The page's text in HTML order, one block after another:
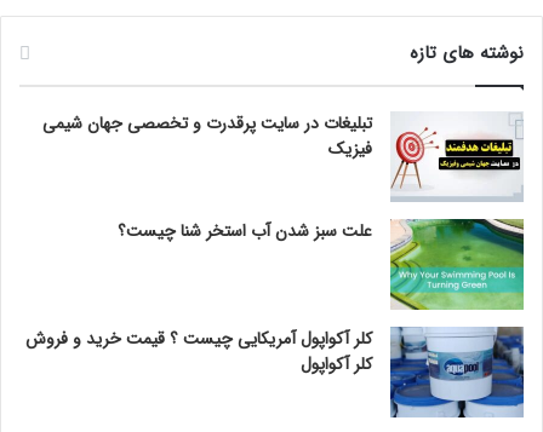
نوشته های تازه
تبلیغات در سایت پرقدرت و تخصصی جهان شیمی
فیزیک
علت سبز شدن آب استخر شنا چیست؟
کلر آکواپول آمریکایی چیست ؟ قیمت خرید و فروش
کلر آکواپول